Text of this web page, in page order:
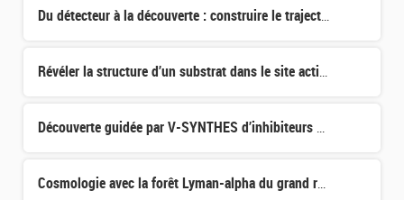
Du détecteur à la découverte : construire le trajectographe interne d’ATLAS et explorer la physique du b
Révéler la structure d’un substrat dans le site actif d’une protéine kinase activée par les mitogènes
Découverte guidée par V-SYNTHES d’inhibiteurs des bromodomaines BET : une nouvelle stratégie antifongiqu
Cosmologie avec la forêt Lyman-alpha du grand relevé cosmologique DESI.